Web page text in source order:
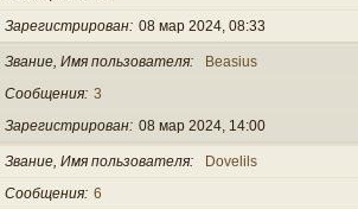
Зарегистрирован 08 мар 2024, 08:33
Звание, Имя пользователя
Beasius
Сообщения 3
Зарегистрирован 08 мар 2024, 14:00
Звание, Имя пользователя
Dovelils
Сообщения 6